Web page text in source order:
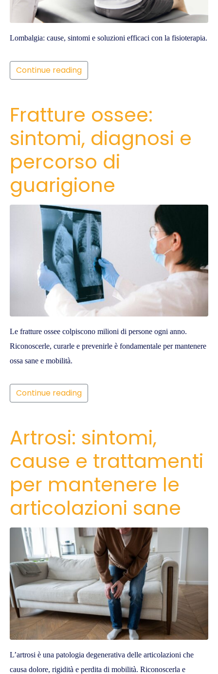
Lombalgia: cause, sintomi e soluzioni efficaci con la fisioterapia.
Continue reading
Fratture ossee:
sintomi, diagnosi e
percorso di
guarigione
Le fratture ossee colpiscono milioni di persone ogni anno.
Riconoscerle, curarle e prevenirle è fondamentale per mantenere
ossa sane e mobilità.
Continue reading
Artrosi: sintomi,
cause e trattamenti
per mantenere le
articolazioni sane
L’artrosi è una patologia degenerativa delle articolazioni che
causa dolore, rigidità e perdita di mobilità. Riconoscerla e